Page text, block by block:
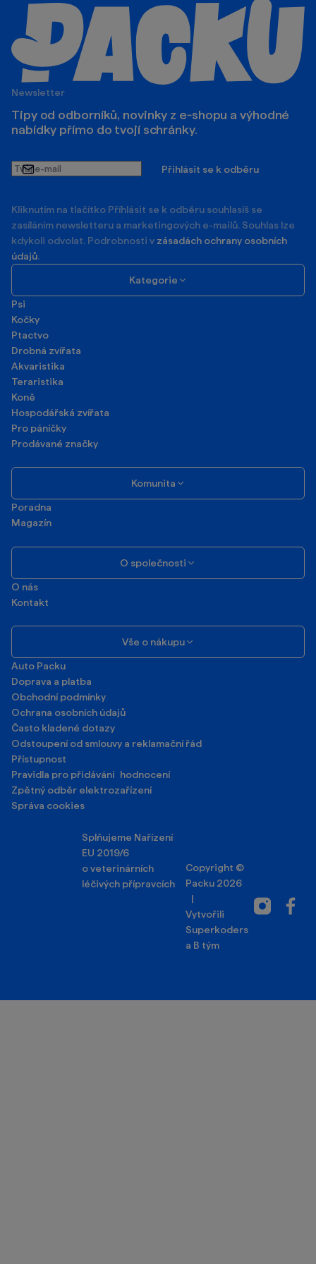
Newsletter
Tipy od odborníků, novinky z e‑shopu a výhodné
nabídky přímo do tvojí schránky.
Tvůj
e-
Přihlásit se k odběru
Kliknutím na tlačítko Příhlásit se k odběru souhlasíš se
zasíláním newsletteru a marketingových e-mailů. Souhlas lze
kdykoli odvolat. Podrobnosti v zásadách ochrany osobních
údajů.
Kategorie
Psi
Kočky
Ptactvo
Drobná zvířata
Akvaristika
Teraristika
Koně
Hospodářská zvířata
Pro páníčky
Prodávané značky
Komunita
Poradna
Magazín
O společnosti
O nás
Kontakt
Vše o nákupu
Auto Packu
Doprava a platba
Obchodní podmínky
Ochrana osobních údajů
Často kladené dotazy
Odstoupení od smlouvy a reklamační řád
Přístupnost
Pravidla pro přidávání hodnocení
Zpětný odběr elektrozařízení
Správa cookies
Splňujeme Nařízení
EU 2019/6
o veterinárních
léčivých přípravcích
Copyright ©
Packu 2026
|
Vytvořili
Superkoders
a B tým
Instagram